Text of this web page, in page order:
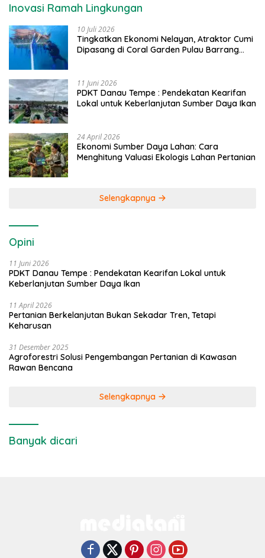
Inovasi Ramah Lingkungan
10 Juli 2026
Tingkatkan Ekonomi Nelayan, Atraktor Cumi
Dipasang di Coral Garden Pulau Barrang
11 Juni 2026
PDKT Danau Tempe : Pendekatan Kearifan
Lokal untuk Keberlanjutan Sumber Daya Ikan
24 April 2026
Ekonomi Sumber Daya Lahan: Cara
Menghitung Valuasi Ekologis Lahan Pertanian
Selengkapnya
Opini
11 Juni 2026
PDKT Danau Tempe : Pendekatan Kearifan Lokal untuk
Keberlanjutan Sumber Daya Ikan
11 April 2026
Pertanian Berkelanjutan Bukan Sekadar Tren, Tetapi
Keharusan
31 Desember 2025
Agroforestri Solusi Pengembangan Pertanian di Kawasan
Rawan Bencana
Selengkapnya
Banyak dicari